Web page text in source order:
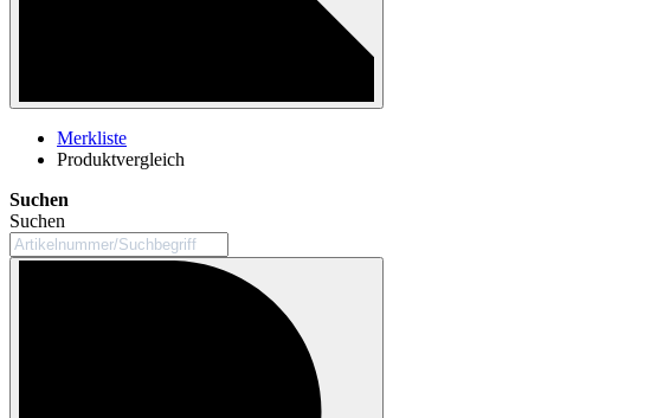
Merkliste
Produktvergleich
Suchen
Suchen